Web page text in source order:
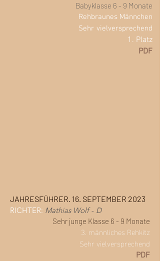
Babyklasse 6 - 9 Monate
Rehbraunes Männchen
Sehr vielversprechend
1. Platz
PDF
JAHRESFÜHRER. 16. SEPTEMBER 2023
RICHTER: Mathias Wolf - D
Sehr junge Klasse 6 - 9 Monate
3. männliches Rehkitz
Sehrvielversprechend
PDF